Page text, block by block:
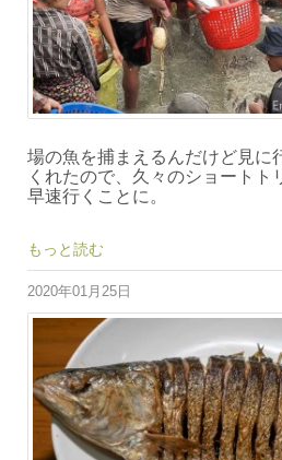
場の魚を捕まえるんだけど見に
くれたので、久々のショートト
早速行くことに。
もっと読む
2020年01月25日